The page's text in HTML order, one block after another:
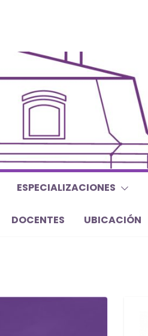
ESPECIALIZACIONES
DOCENTES UBICACIÓN